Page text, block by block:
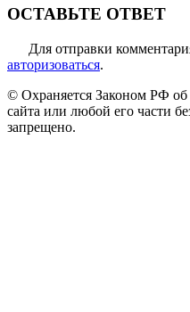
ОСТАВЬТЕ ОТВЕТ
Для отправки
авторизоваться.
© Охраняется Законом РФ об
сайта или любой его части
запрещено.